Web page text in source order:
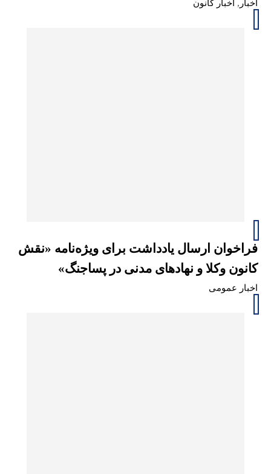
اخبار , اخبار کانون
فراخوان ارسال یادداشت برای ویژه‌نامه «نقش
کانون وکلا و نهادهای مدنی در پساجنگ»
اخبار عمومی